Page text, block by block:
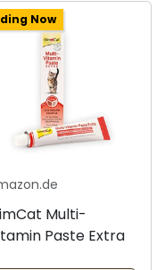
Now
Multi-
Paste Extra